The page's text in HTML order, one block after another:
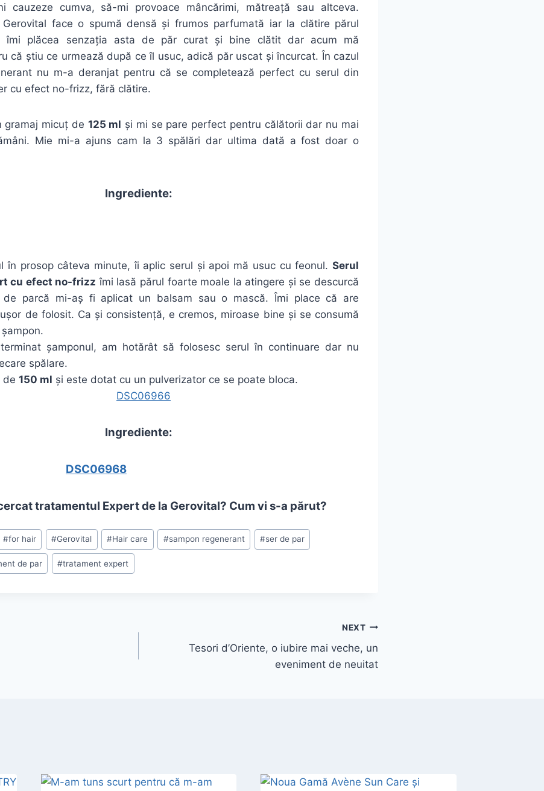
cauzeze cumva, să-mi provoace mâncărimi, mătreață sau altceva.
face o spumă densă și frumos parfumată iar la clătire părul
îmi plăcea senzația asta de păr curat și bine clătit dar acum mă
că știu ce urmează după ce îl usuc, adică păr uscat și încurcat. În cazul
nu m-a deranjat pentru că se completează perfect cu serul din
cu efect no-frizz, fără clătire.
gramaj micuț de 125 ml și mi se pare perfect pentru călătorii dar nu mai
Mie mi-a ajuns cam la 3 spălări dar ultima dată a fost doar o
Ingrediente:
în prosop câteva minute, îi aplic serul și apoi mă usuc cu feonul. Serul
cu efect no-frizz îmi lasă părul foarte moale la atingere și se descurcă
de parcă mi-aș fi aplicat un balsam sau o mască. Îmi place că are
de folosit. Ca și consistență, e cremos, miroase bine și se consumă
șamponul, am hotărât să folosesc serul în continuare dar nu
spălare.
de 150 ml și este dotat cu un pulverizator ce se poate bloca.
Ingrediente:
tratamentul Expert de la Gerovital? Cum vi s-a părut?
#for hair #Gerovital #Hair care #sampon regenerant #ser de par
de par #tratament expert
NEXT
Tesori d’Oriente, o iubire mai veche, un
eveniment de neuitat